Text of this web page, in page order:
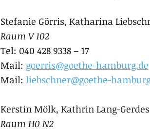
Stefanie Görris, Katharina
Raum V 102
Tel: 040 428 9338 – 17
Mail: goerris@goethe-hamburg.de
Mail: liebschner@goethe-
Kerstin Mölk, Kathrin Lang-Gerdes
Raum H0 N2